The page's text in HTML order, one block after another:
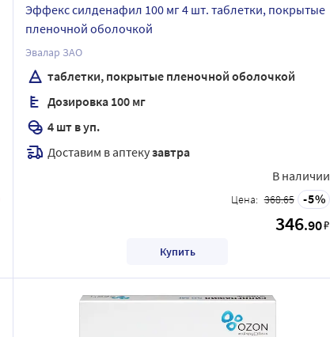
Эффекс силденафил 100 мг 4 шт. таблетки, покрытые
пленочной оболочкой
Эвалар ЗАО
таблетки, покрытые пленочной оболочкой
Дозировка 100 мг
4 шт в уп.
Доставим в аптекузавтра
В наличии
Цена: 368.65 5
346.90₽
Купить